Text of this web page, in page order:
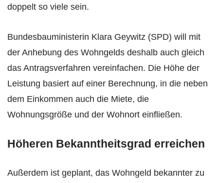
doppelt so viele sein.
Bundesbauministerin Klara Geywitz (SPD) will mit
der Anhebung des Wohngelds deshalb auch gleich
das Antragsverfahren vereinfachen. Die Höhe der
Leistung basiert auf einer Berechnung, in die neben
dem Einkommen auch die Miete, die
Wohnungsgröße und der Wohnort einfließen.
Höheren Bekanntheitsgrad erreichen
Außerdem ist geplant, das Wohngeld bekannter zu